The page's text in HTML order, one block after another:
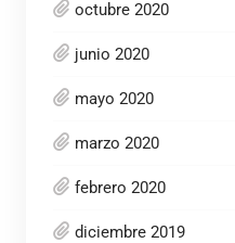
octubre 2020
junio 2020
mayo 2020
marzo 2020
febrero 2020
diciembre 2019